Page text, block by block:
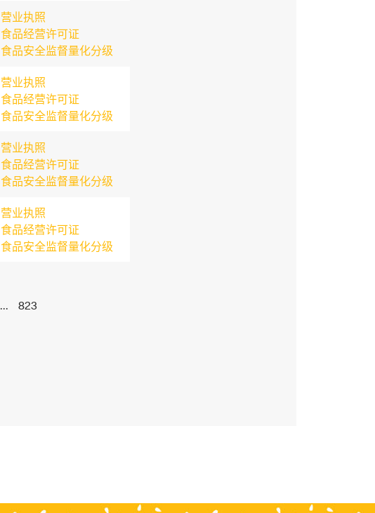
营业执照
食品经营许可证
食品安全监督量化分级
营业执照
食品经营许可证
食品安全监督量化分级
营业执照
食品经营许可证
食品安全监督量化分级
营业执照
食品经营许可证
食品安全监督量化分级
... 823